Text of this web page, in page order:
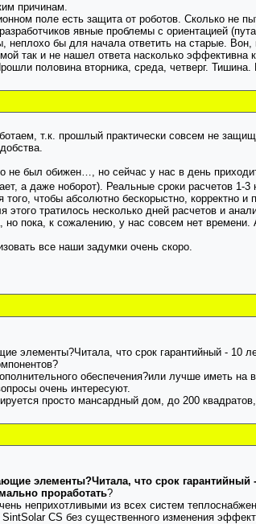
причинам.
поле есть защита от роботов. Сколько
явные проблемы с ориентацией
неплохо бы для начала ответить на старые.
так и не нашел ответа насколько эффективна
половина вторника, среда, четверг.
т.к. прошлый практически совсем не
был обижен…, но сейчас у нас в день
а даже ноборот). Реальные сроки расчетов 1-
чтобы абсолютно бескорыстно, корректно
этого тратилось несколько дней расчетов и
но пока, к сожалению, у нас совсем нет
все наши задумки очень скоро.
элементы?Читала, что срок гарантийный - 10
обеспечения?или лучше иметь на
очень интересуют.
просто мансардный дом, до 200
элементы?Читала, что срок гарантийный -
проработать?
неприхотливыми из всех систем
CS без существенного изменения